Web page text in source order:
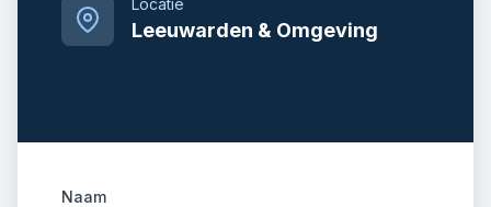
Locatie
Leeuwarden & Omgeving
Naam